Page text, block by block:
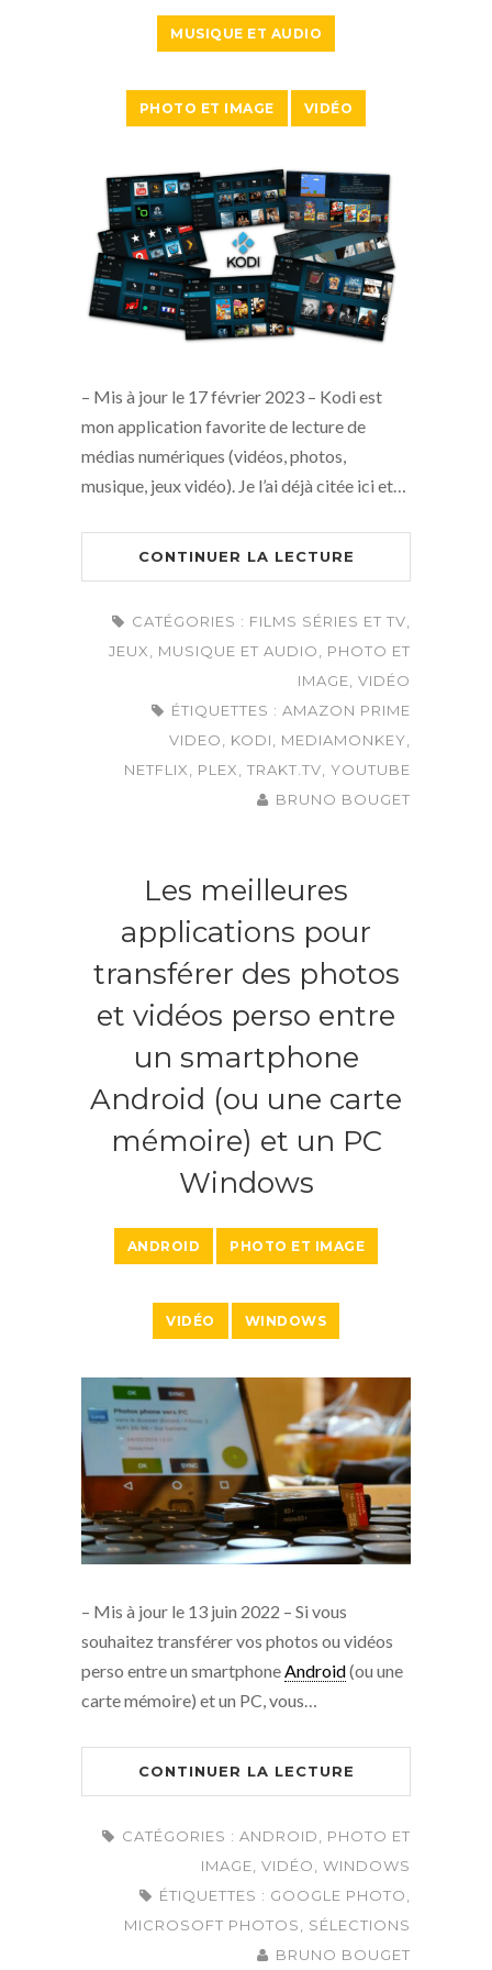
MUSIQUE ET AUDIO
PHOTO ET IMAGE VIDÉO
– Mis à jour le 17 février 2023 – Kodi est
mon application favorite de lecture de
médias numériques (vidéos, photos,
musique, jeux vidéo). Je l’ai déjà citée ici et…
CONTINUER LA LECTURE
CATÉGORIES : FILMS SÉRIES ET TV,
JEUX, MUSIQUE ET AUDIO, PHOTO ET
IMAGE, VIDÉO
ÉTIQUETTES : AMAZON PRIME
VIDEO, KODI, MEDIAMONKEY,
NETFLIX, PLEX, TRAKT.TV, YOUTUBE
BRUNO BOUGET
Les meilleures
applications pour
transférer des photos
et vidéos perso entre
un smartphone
Android (ou une carte
mémoire) et un PC
Windows
ANDROID PHOTO ET IMAGE
VIDÉO WINDOWS
– Mis à jour le 13 juin 2022 – Si vous
souhaitez transférer vos photos ou vidéos
perso entre un smartphone Android(ou une
carte mémoire) et un PC, vous…
CONTINUER LA LECTURE
CATÉGORIES : ANDROID
PHOTO ET
IMAGE
VIDÉO
WINDOWS
ÉTIQUETTES : GOOGLE PHOTO
MICROSOFT PHOTOS
SÉLECTIONS
BRUNO BOUGET